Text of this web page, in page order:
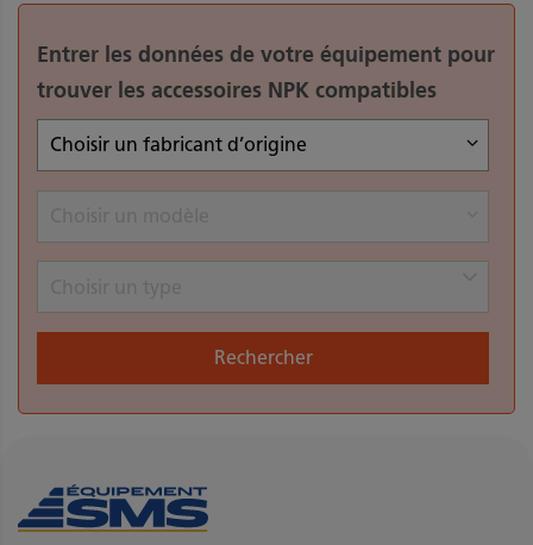
Entrer les données de votre équipement pour
trouver les accessoires NPK compatibles
Choisir un fabricant d’origine
Rechercher